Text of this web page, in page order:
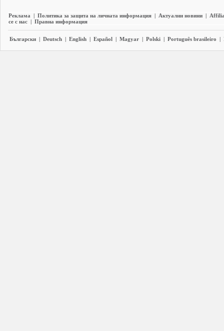
Реклама | Политика за защита на личната информация | Актуални новини |
се с нас | Правна информация
Български | Deutsch | English | Español | Magyar | Polski | Português brasileiro |